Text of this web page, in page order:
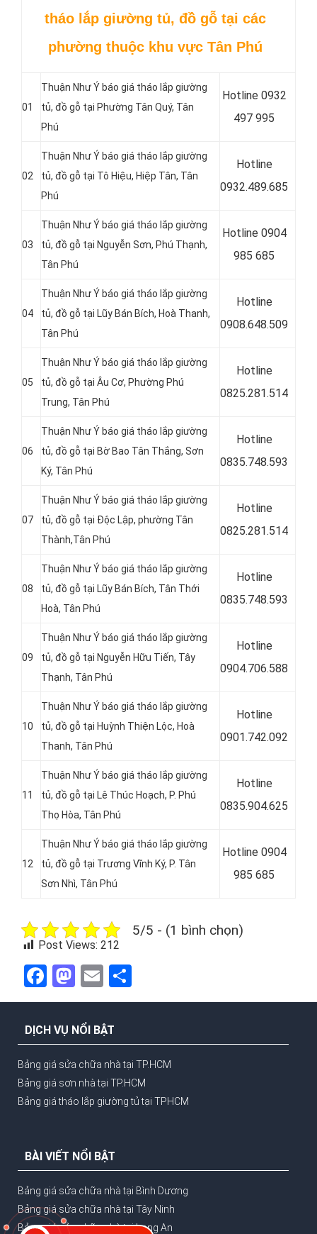
tháo lắp giường tủ, đồ gỗ tại các
phường thuộc khu vực Tân Phú
01
Thuận Như Ý báo giá tháo lắp giường
tủ, đồ gỗ tại Phường Tân Quý, Tân
Phú
Hotline 0932
497 995
02
Thuận Như Ý báo giá tháo lắp giường
tủ, đồ gỗ tại Tô Hiệu, Hiệp Tân, Tân
Phú
Hotline
0932.489.685
03
Thuận Như Ý báo giá tháo lắp giường
tủ, đồ gỗ tại Nguyễn Sơn, Phú Thạnh,
Tân Phú
Hotline 0904
985 685
04
Thuận Như Ý báo giá tháo lắp giường
tủ, đồ gỗ tại Lũy Bán Bích, Hoà Thanh,
Tân Phú
Hotline
0908.648.509
05
Thuận Như Ý báo giá tháo lắp giường
tủ, đồ gỗ tại Âu Cơ, Phường Phú
Trung, Tân Phú
Hotline
0825.281.514
06
Thuận Như Ý báo giá tháo lắp giường
tủ, đồ gỗ tại Bờ Bao Tân Thắng, Sơn
Ký, Tân Phú
Hotline
0835.748.593
07
Thuận Như Ý báo giá tháo lắp giường
tủ, đồ gỗ tại Độc Lập, phường Tân
Thành,Tân Phú
Hotline
0825.281.514
08
Thuận Như Ý báo giá tháo lắp giường
tủ, đồ gỗ tại Lũy Bán Bích, Tân Thới
Hoà, Tân Phú
Hotline
0835.748.593
09
Thuận Như Ý báo giá tháo lắp giường
tủ, đồ gỗ tại Nguyễn Hữu Tiến, Tây
Thạnh, Tân Phú
Hotline
0904.706.588
10
Thuận Như Ý báo giá tháo lắp giường
tủ, đồ gỗ tại Huỳnh Thiện Lộc, Hoà
Thanh, Tân Phú
Hotline
0901.742.092
11
Thuận Như Ý báo giá tháo lắp giường
tủ, đồ gỗ tại Lê Thúc Hoạch, P. Phú
Thọ Hòa, Tân Phú
Hotline
0835.904.625
12
Thuận Như Ý báo giá tháo lắp giường
tủ, đồ gỗ tại Trương Vĩnh Ký, P. Tân
Sơn Nhì, Tân Phú
Hotline 0904
985 685
5/5 - (1 bình chọn)
Post Views: 212
Facebook
Mastodon
Email
DỊCH VỤ NỔI BẬT
Bảng giá sửa chữa nhà tại TP.HCM
Bảng giá sơn nhà tại TP.HCM
Bảng giá tháo lắp giường tủ tại TPHCM
BÀI VIẾT NỔI BẬT
Bảng giá sửa chữa nhà tại Bình Dương
Bảng giá sửa chữa nhà tại Tây Ninh
Bảng giá sửa chữa nhà tại Long An